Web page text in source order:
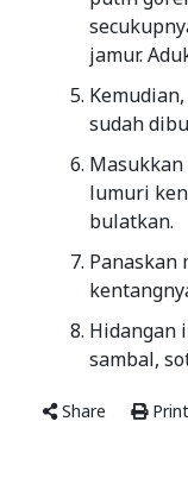
jamur.
sudah
lumuri
bulatkan.
Panaskan
Hidangan
sambal,
Share Print